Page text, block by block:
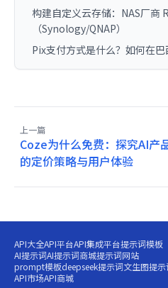
构建自定义云存储：NAS厂商
（Synology/QNAP）
Pix支付方式是什么？如何在巴
上一篇
Coze为什么免费：探究AI产
的定价策略与用户体验
API大全API平台API集成平台提示词模板
AI提示词AI提示词商城提示词网站
prompt模板deepseek提示词文生图提示
API市场API商城